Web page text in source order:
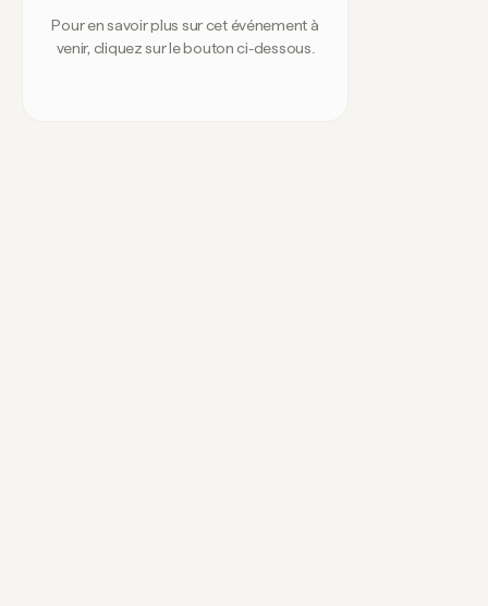
Pour en savoir plus sur cet événement à
venir, cliquez sur le bouton ci-dessous.